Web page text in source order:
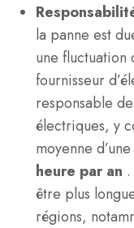
la panne est
une
fournisseur
responsable
électriques, y
moyenne
heure par an
être plus
régions,